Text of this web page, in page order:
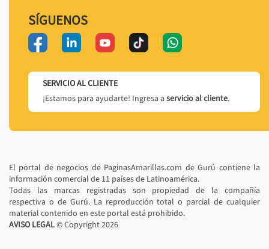
SÍGUENOS
SERVICIO AL CLIENTE
¡Estamos para ayudarte! Ingresa a servicio al cliente.
El portal de negocios de PaginasAmarillas.com de Gurú contiene la
información comercial de 11 países de Latinoamérica.
Todas las marcas registradas son propiedad de la compañía
respectiva o de Gurú. La reproducción total o parcial de cualquier
material contenido en este portal está prohibido.
AVISO LEGAL© Copyright2026